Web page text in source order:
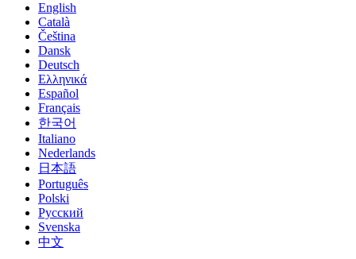
English
Català
Čeština
Dansk
Deutsch
Ελληνικά
Español
Français
한국어
Italiano
Nederlands
日本語
Português
Polski
Русский
Svenska
中文